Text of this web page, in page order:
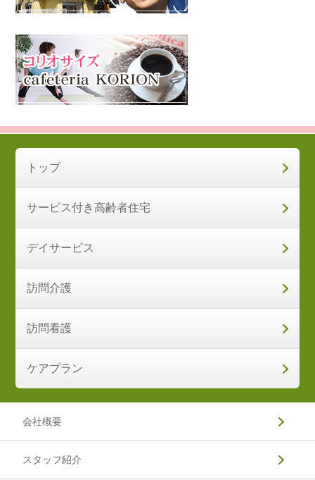
トップ
サービス付き高齢者住宅
デイサービス
訪問介護
訪問看護
ケアプラン
会社概要
スタッフ紹介